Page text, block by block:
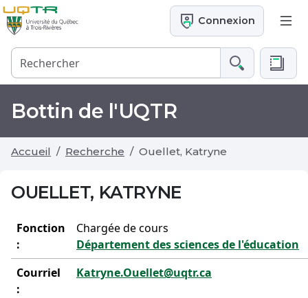
Connexion
Bottin de l'UQTR
Accueil Recherche Ouellet, Katryne
OUELLET, KATRYNE
Fonction
:
Chargée de cours
Département des sciences de l'éducation
Courriel
:
Katryne.Ouellet@uqtr.ca